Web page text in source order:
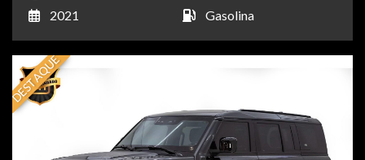
2021
Gasolina
DESTAQUE